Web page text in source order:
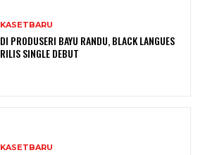
KASETBARU
DI PRODUSERI BAYU RANDU, BLACK LANGUES
RILIS SINGLE DEBUT
KASETBARU